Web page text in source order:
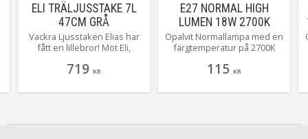
ELI TRÄLJUSSTAKE 7L
47CM GRÅ
Vackra Ljusstaken Elias har
fått en lillebror! Möt Eli,
men en markant lägre
träljusstake med
719 KR
E27 NORMAL HIGH
LUMEN 18W 2700K
2452LM DIMBAR LED-
LAMPA
Opalvit Normallampa med en
färgtemperatur på 2700K
(motsvarar ca 150W)
115 KR